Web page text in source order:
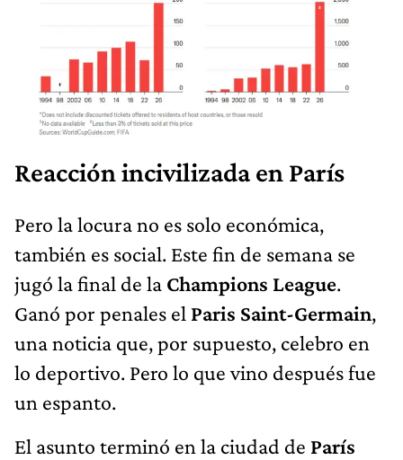
Reacción incivilizada en París
Pero la locura no es solo económica,
también es social. Este fin de semana se
jugó la final de la Champions League.
Ganó por penales el Paris Saint-Germain,
una noticia que, por supuesto, celebro en
lo deportivo. Pero lo que vino después fue
un espanto.
El asunto terminó en la ciudad de París